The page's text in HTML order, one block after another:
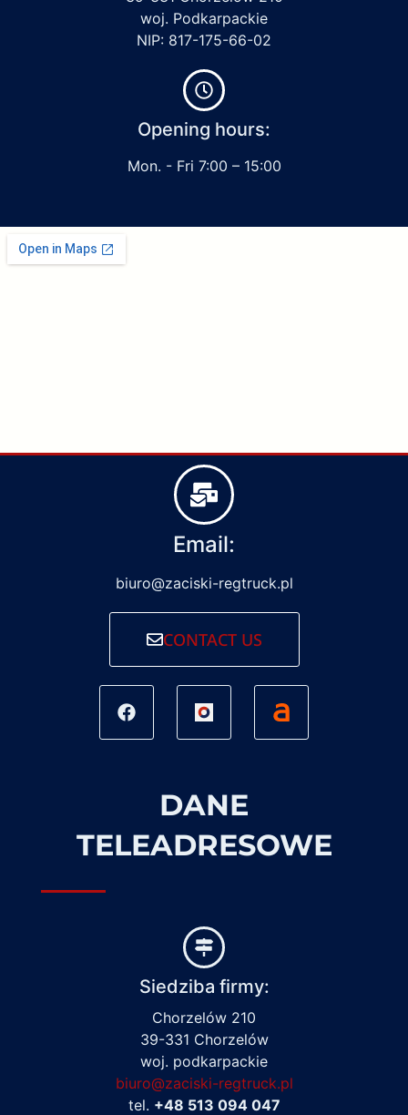
woj. Podkarpackie
NIP: 817-175-66-02
Opening hours:
Mon. - Fri 7:00 – 15:00
Email:
biuro@zaciski-regtruck.pl
CONTACT US
DANE
TELEADRESOWE
Siedziba firmy:
Chorzelów 210
39-331 Chorzelów
woj. podkarpackie
biuro@zaciski-regtruck.pl
tel. +48 513 094 047